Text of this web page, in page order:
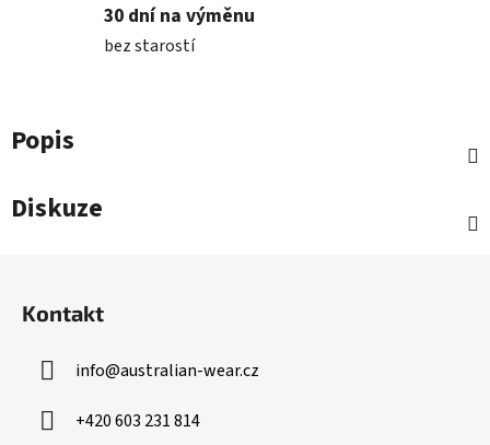
30 dní na výměnu
bez starostí
Popis
Diskuze
Kontakt
info@australian-wear.cz
+420 603 231 814